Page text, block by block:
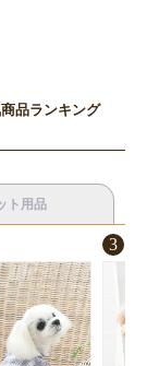
品ランキング
ト用品
3